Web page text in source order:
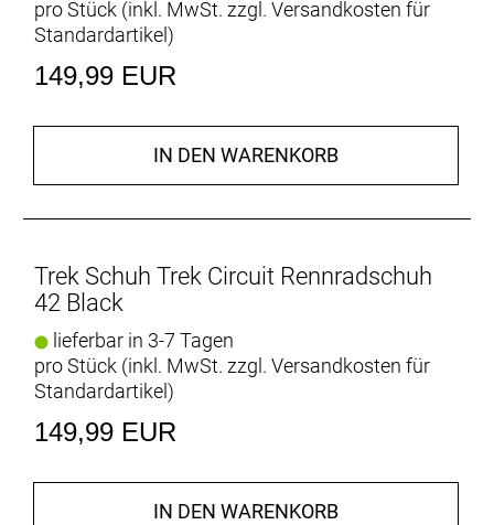
Dehnbare METNET-Entlastungszonen passen sich
dem Fuß an und lindern häufige Beschwerden für
maximale Leistungsfähigkeit auf der gesamten
Sohlenplatte aus Nylon-Composite
Nylon-Composite-Sohlenplatte mit einem Trek-
BOA® Haltesystem
Der einzelne BOA L6 Drehverschluss garantiert eine
präzise Passform für dynamischeres und
effizienteres Fahren.
Zehenriemen mit Klettverschluss
schnelle und sichere Passformeinstellung
pro Stück (inkl. MwSt. zzgl. Versandkosten für
Standardartikel)
149,99 EUR
IN DEN WARENKORB
Trek Schuh Trek Circuit Rennradschuh
42 Black
lieferbar in 3-7 Tagen
pro Stück (inkl. MwSt. zzgl. Versandkosten für
Standardartikel)
149,99 EUR
IN DEN WARENKORB